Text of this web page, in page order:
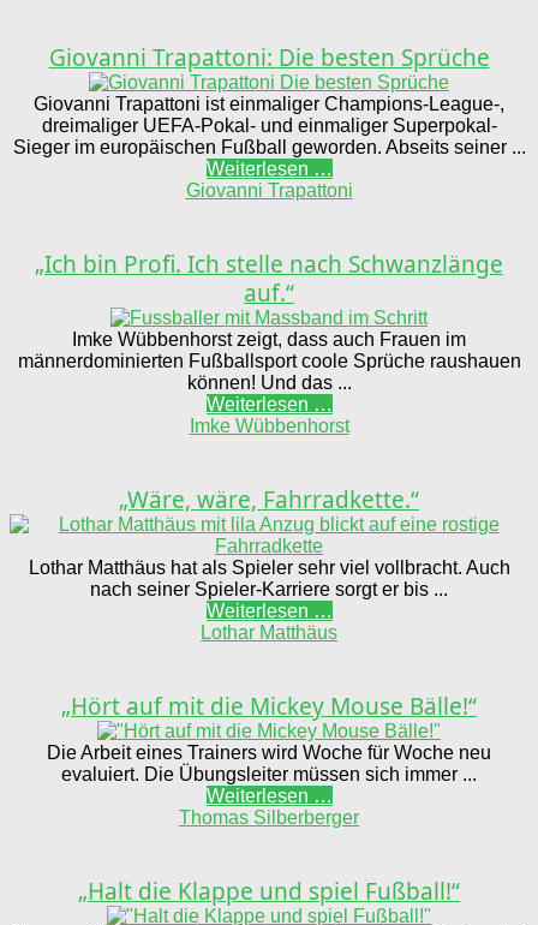
Giovanni Trapattoni: Die besten Sprüche
Giovanni Trapattoni ist einmaliger Champions-League-,
dreimaliger UEFA-Pokal- und einmaliger Superpokal-
Sieger im europäischen Fußball geworden. Abseits seiner ...
Weiterlesen …
Giovanni Trapattoni
„Ich bin Profi. Ich stelle nach Schwanzlänge
auf.“
Imke Wübbenhorst zeigt, dass auch Frauen im
männerdominierten Fußballsport coole Sprüche raushauen
können! Und das ...
Weiterlesen …
Imke Wübbenhorst
„Wäre, wäre, Fahrradkette.“
Lothar Matthäus hat als Spieler sehr viel vollbracht. Auch
nach seiner Spieler-Karriere sorgt er bis ...
Weiterlesen …
Lothar Matthäus
„Hört auf mit die Mickey Mouse Bälle!“
Die Arbeit eines Trainers wird Woche für Woche neu
evaluiert. Die Übungsleiter müssen sich immer ...
Weiterlesen …
Thomas Silberberger
„Halt die Klappe und spiel Fußball!“